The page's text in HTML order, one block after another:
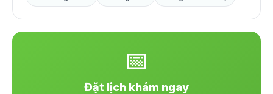
📅
Đặt lịch khám ngay